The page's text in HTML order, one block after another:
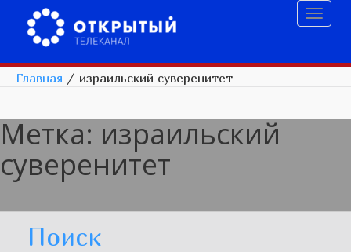
Главная / израильский суверенитет
Метка: израильский
суверенитет
Поиск